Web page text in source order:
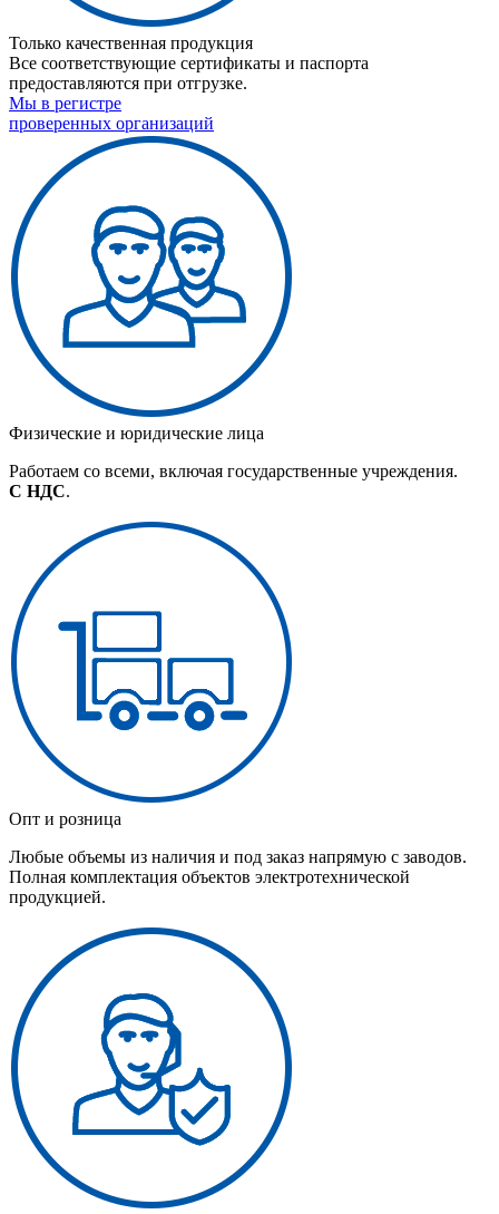
Только качественная продукция
Все соответствующие сертификаты и паспорта
предоставляются при отгрузке.
Мы в регистре
проверенных организаций
Физические и юридические лица
Работаем со всеми, включая государственные учреждения.
С НДС.
Опт и розница
Любые объемы из наличия и под заказ напрямую с заводов.
Полная комплектация объектов электротехнической
продукцией.